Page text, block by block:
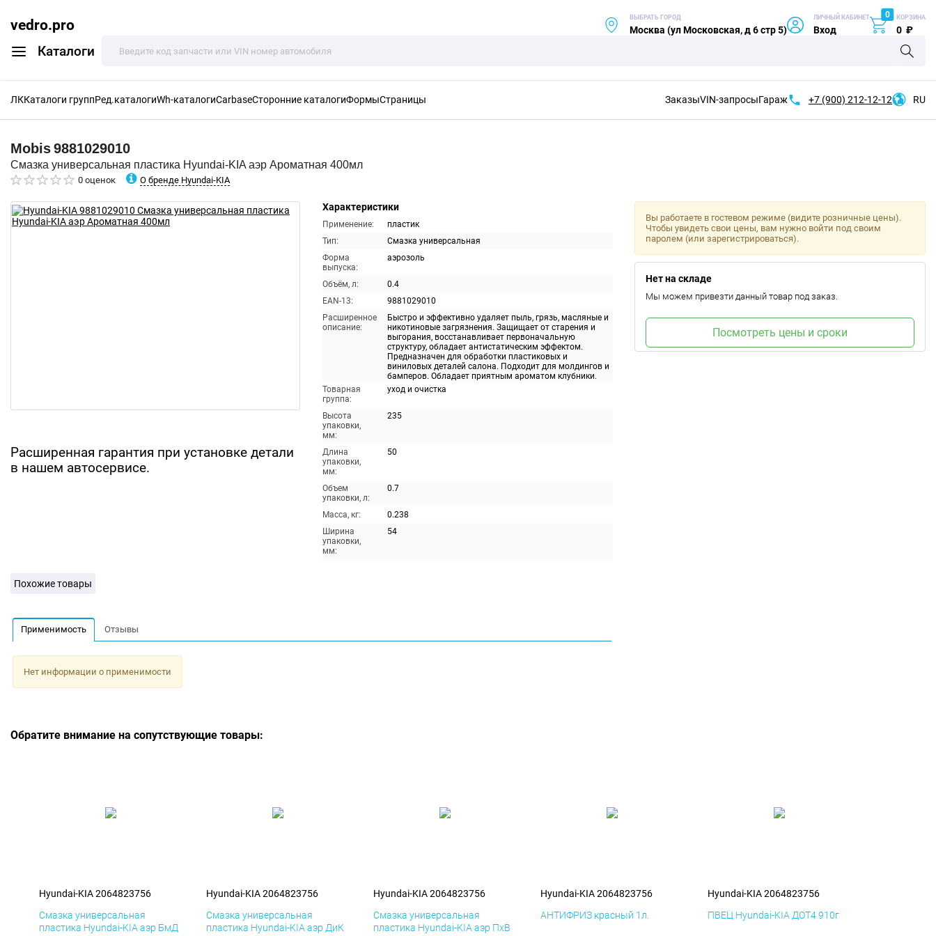
vedro.pro
Каталоги
ВЫБРАТЬ ГОРОД
Москва (ул Московская, д 6 стр 5)
ЛИЧНЫЙ КАБИНЕТ
Вход
0 КОРЗИНА
0 ₽
ЛККаталоги группРед.каталогиWh-каталогиCarbaseСторонние каталогиФормыСтраницы ЗаказыVIN-запросыГараж +7 (900) 212-12-12 RU
Mobis9881029010
Смазка универсальная пластика Hyundai-KIA аэр Ароматная 400мл
0 оценок О бренде Hyundai-KIA
Расширенная гарантия при установке детали
в нашем автосервисе.
Характеристики
Применение:
пластик
Тип:
Смазка универсальная
Форма
выпуска:
аэрозоль
Объём, л:
0.4
EAN-13:
9881029010
Расширенное
описание:
Быстро и эффективно удаляет пыль, грязь, масляные и
никотиновые загрязнения. Защищает от старения и
выгорания, восстанавливает первоначальную
структуру, обладает антистатическим эффектом.
Предназначен для обработки пластиковых и
виниловых деталей салона. Подходит для молдингов и
бамперов. Обладает приятным ароматом клубники.
Товарная
группа:
уход и очистка
Высота
упаковки,
мм:
235
Длина
упаковки,
мм:
50
Объем
упаковки, л:
0.7
Масса, кг:
0.238
Ширина
упаковки,
мм:
54
Вы работаете в гостевом режиме (видите розничные цены).
Чтобы увидеть свои цены, вам нужно войти под своим
паролем (или зарегистрироваться).
Нет на складе
Мы можем привезти данный товар под заказ.
Посмотреть цены и сроки
Похожие товары
Применимость Отзывы
Нет информации о применимости
Обратите внимание на сопутствующие товары:
Hyundai-KIA 2064823756
Смазка универсальная
пластика Hyundai-KIA аэр БмД
Hyundai-KIA 2064823756
Смазка универсальная
пластика Hyundai-KIA аэр ДиК
Hyundai-KIA 2064823756
Смазка универсальная
пластика Hyundai-KIA аэр ПхВ
Hyundai-KIA 2064823756
АНТИФРИЗ красный 1л.
Hyundai-KIA 2064823756
ПВЕЦ Hyundai-KIA ДОТ4 910г